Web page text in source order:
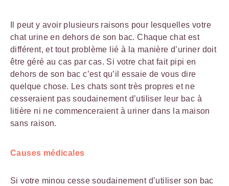
Il peut y avoir plusieurs raisons pour lesquelles votre
chat urine en dehors de son bac. Chaque chat est
différent, et tout problème lié à la manière d’uriner doit
être géré au cas par cas. Si votre chat fait pipi en
dehors de son bac c’est qu’il essaie de vous dire
quelque chose. Les chats sont très propres et ne
cesseraient pas soudainement d’utiliser leur bac à
litière ni ne commenceraient à uriner dans la maison
sans raison.
Causes médicales
Si votre minou cesse soudainement d’utiliser son bac